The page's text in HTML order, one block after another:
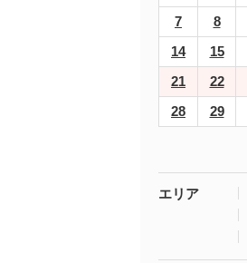
7
8
14
15
21
22
28
29
エリア